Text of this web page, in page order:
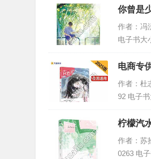
你曾是
作者：冯
电子书大
电商专
作者：杜
92 电子
柠檬汽
作者：苏
0263 电